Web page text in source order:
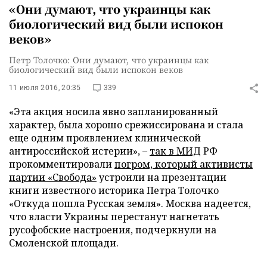
«Они думают, что украинцы как
биологический вид были испокон
веков»
Петр Толочко: Они думают, что украинцы как
биологический вид были испокон веков
11 июля 2016, 20:35 339
«Эта акция носила явно запланированный
характер, была хорошо срежиссирована и стала
еще одним проявлением клинической
антироссийской истерии», – так в МИД РФ
прокомментировалипогром, который активисты
партии «Свобода» устроили на презентации
книги известного историка Петра Толочко
«Откуда пошла Русская земля». Москва надеется,
что власти Украины перестанут нагнетать
русофобские настроения, подчеркнули на
Смоленской площади.